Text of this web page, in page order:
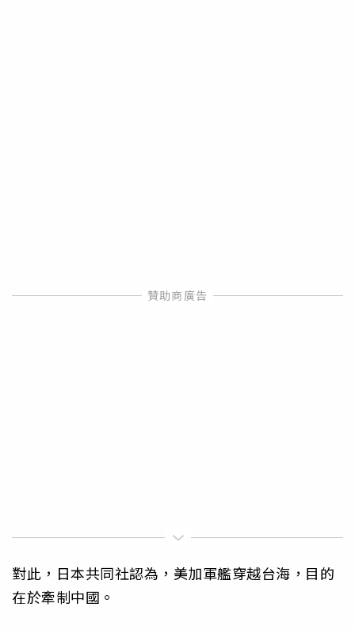
對此，日本共同社認為，美加軍艦穿越台海，目的
在於牽制中國。